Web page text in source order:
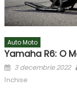
Auto Moto
Yamaha R6: O
Posted
on
3 decembrie 2022
închisepentru